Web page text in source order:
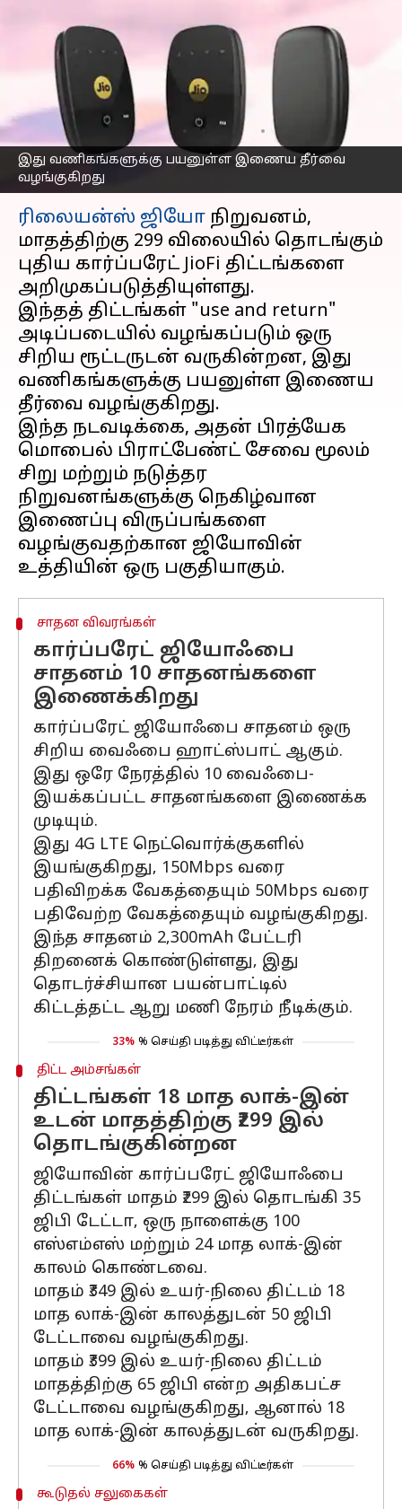
இது வணிகங்களுக்கு பயனுள்ள இணைய தீர்வை
வழங்குகிறது
கார்ப்பரேட் JioFi
சாதனத்திற்கான
திட்டங்களை
அறிமுகப்படுத்தியுள்ளது
எழுதியவர் Venkatalakshmi V Oct 27, 2025 06:52 pm
செய்தி முன்னோட்டம்
ரிலையன்ஸ் ஜியோ நிறுவனம்,
மாதத்திற்கு ₹299 விலையில் தொடங்கும்
புதிய கார்ப்பரேட் JioFi திட்டங்களை
அறிமுகப்படுத்தியுள்ளது.
இந்தத் திட்டங்கள் "use and return"
அடிப்படையில் வழங்கப்படும் ஒரு
சிறிய ரூட்டருடன் வருகின்றன, இது
வணிகங்களுக்கு பயனுள்ள இணைய
தீர்வை வழங்குகிறது.
இந்த நடவடிக்கை, அதன் பிரத்யேக
மொபைல் பிராட்பேண்ட் சேவை மூலம்
சிறு மற்றும் நடுத்தர
நிறுவனங்களுக்கு நெகிழ்வான
இணைப்பு விருப்பங்களை
வழங்குவதற்கான ஜியோவின்
சாதன விவரங்கள்
கார்ப்பரேட் ஜியோஃபை
சாதனம் 10 சாதனங்களை
இணைக்கிறது
கார்ப்பரேட் ஜியோஃபை சாதனம் ஒரு
சிறிய வைஃபை ஹாட்ஸ்பாட் ஆகும்.
இது ஒரே நேரத்தில் 10 வைஃபை-
இயக்கப்பட்ட சாதனங்களை இணைக்க
முடியும்.
இது 4G LTE நெட்வொர்க்குகளில்
இயங்குகிறது, 150Mbps வரை
பதிவிறக்க வேகத்தையும் 50Mbps வரை
பதிவேற்ற வேகத்தையும் வழங்குகிறது.
இந்த சாதனம் 2,300mAh பேட்டரி
திறனைக் கொண்டுள்ளது, இது
தொடர்ச்சியான பயன்பாட்டில்
கிட்டத்தட்ட ஆறு மணி நேரம் நீடிக்கும்.
33% % செய்தி படித்து விட்டீர்கள்
திட்ட அம்சங்கள்
திட்டங்கள் 18 மாத லாக்-இன்
உடன் மாதத்திற்கு ₹299 இல்
தொடங்குகின்றன
ஜியோவின் கார்ப்பரேட் ஜியோஃபை
திட்டங்கள் மாதம் ₹299 இல் தொடங்கி 35
ஜிபி டேட்டா, ஒரு நாளைக்கு 100
எஸ்எம்எஸ் மற்றும் 24 மாத லாக்-இன்
காலம் கொண்டவை.
மாதம் ₹349 இல் உயர்-நிலை திட்டம் 18
மாத லாக்-இன் காலத்துடன் 50 ஜிபி
டேட்டாவை வழங்குகிறது.
மாதம் ₹399 இல் உயர்-நிலை திட்டம்
மாதத்திற்கு 65 ஜிபி என்ற அதிகபட்ச
டேட்டாவை வழங்குகிறது, ஆனால் 18
மாத லாக்-இன் காலத்துடன் வருகிறது.
66% % செய்தி படித்து விட்டீர்கள்
கூடுதல் சலுகைகள்